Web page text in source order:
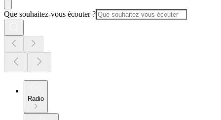
Que souhaitez-vous écouter ?
Radio